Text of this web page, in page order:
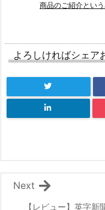
商品のご紹介とい
よろしければシェア
【レビュー】英字
Next